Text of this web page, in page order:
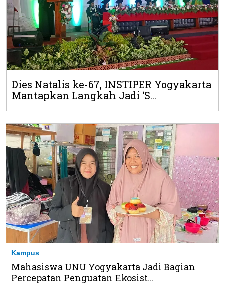
Dies Natalis ke-67, INSTIPER Yogyakarta
Mantapkan Langkah Jadi ‘S...
Kampus
Mahasiswa UNU Yogyakarta Jadi Bagian
Percepatan Penguatan Ekosist...